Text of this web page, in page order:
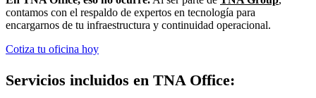
contamos con el respaldo de expertos en tecnología para
encargarnos de tu infraestructura y continuidad operacional.
Cotiza tu oficina hoy
Servicios incluidos en TNA Office: